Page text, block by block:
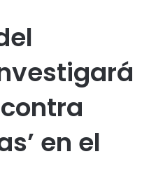
en el